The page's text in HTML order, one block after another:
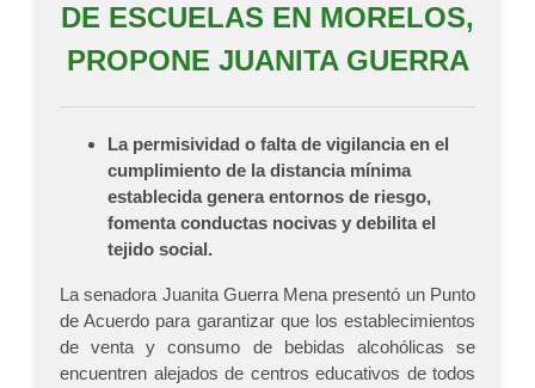
DE ESCUELAS EN MORELOS,
PROPONE JUANITA GUERRA
La permisividad o falta de vigilancia en el
cumplimiento de la distancia mínima
establecida genera entornos de riesgo,
fomenta conductas nocivas y debilita el
tejido social.
La senadora Juanita Guerra Mena presentó un Punto
de Acuerdo para garantizar que los establecimientos
de venta y consumo de bebidas alcohólicas se
encuentren alejados de centros educativos de todos